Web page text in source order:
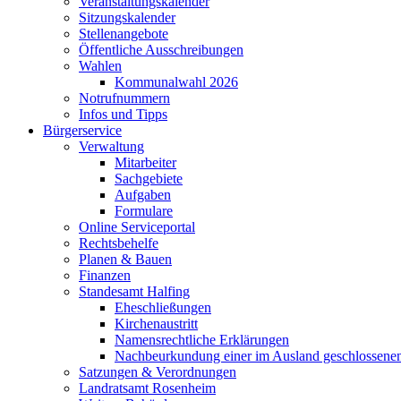
Sitzungskalender
Stellenangebote
Öffentliche Ausschreibungen
Wahlen
Kommunalwahl 2026
Notrufnummern
Infos und Tipps
Bürgerservice
Verwaltung
Mitarbeiter
Sachgebiete
Aufgaben
Formulare
Online Serviceportal
Rechtsbehelfe
Planen & Bauen
Finanzen
Standesamt Halfing
Eheschließungen
Kirchenaustritt
Namensrechtliche Erklärungen
Nachbeurkundung einer im Ausland
Satzungen & Verordnungen
Landratsamt Rosenheim